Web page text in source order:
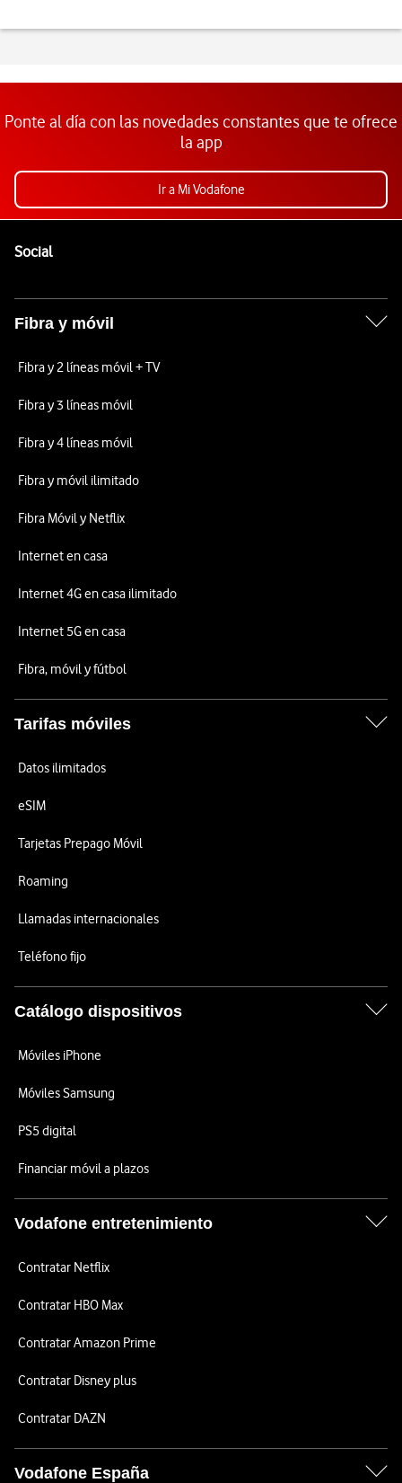
Ponte al día con las novedades constantes que te ofrece
la app
Ir a Mi Vodafone
SocialEnlaces a las redes sociales de Vodafone
Fibra y móvil
Fibra y 2 líneas móvil + TV
Fibra y 3 líneas móvil
Fibra y 4 líneas móvil
Fibra y móvil ilimitado
Fibra Móvil y Netflix
Internet en casa
Internet 4G en casa ilimitado
Internet 5G en casa
Fibra, móvil y fútbol
Tarifas móviles
Datos ilimitados
eSIM
Tarjetas Prepago Móvil
Roaming
Llamadas internacionales
Teléfono fijo
Catálogo dispositivos
Móviles iPhone
Móviles Samsung
PS5 digital
Financiar móvil a plazos
Vodafone entretenimiento
Contratar Netflix
Contratar HBO Max
Contratar Amazon Prime
Contratar Disney plus
Contratar DAZN
Vodafone España